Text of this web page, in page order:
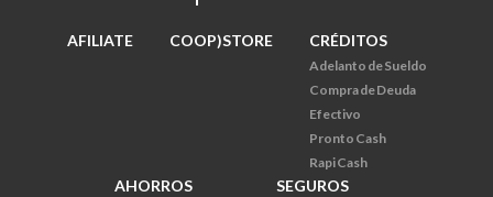
AFILIATE COOP)STORE CRÉDITOS
Adelanto de Sueldo
Compra de Deuda
Efectivo
Pronto Cash
Rapi Cash
AHORROS SEGUROS